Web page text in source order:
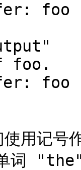
foo.
用记号
单词